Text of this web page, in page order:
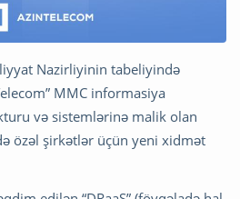
Nazirliyinin tabeliyində
MMC informasiya
və sistemlərinə malik olan
özəl şirkətlər üçün yeni xidmət